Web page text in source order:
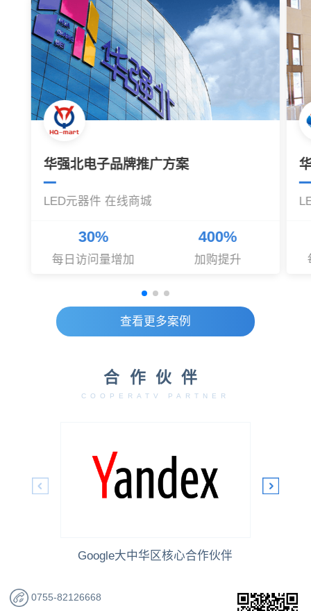
华强北电子品牌推广方案
LED元器件 在线商城
30%
每日访问量增加
400%
加购提升
查看更多案例
合作伙伴
COOPERATV PARTNER
Google大中华区核心合作伙伴
0755-82126668